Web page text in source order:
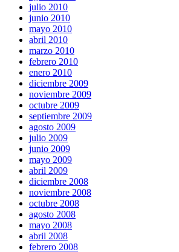
julio 2010
junio 2010
mayo 2010
abril 2010
marzo 2010
febrero 2010
enero 2010
diciembre 2009
noviembre 2009
octubre 2009
septiembre 2009
agosto 2009
julio 2009
junio 2009
mayo 2009
abril 2009
diciembre 2008
noviembre 2008
octubre 2008
agosto 2008
mayo 2008
abril 2008
febrero 2008